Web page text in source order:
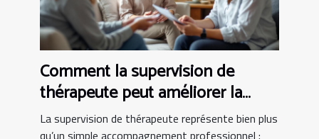
Comment la supervision de
thérapeute peut améliorer la
pratique clinique
La supervision de thérapeute représente bien plus